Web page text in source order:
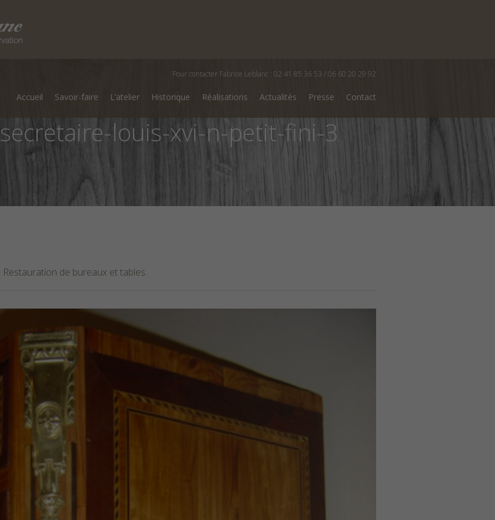
Pour contacter Fabrice Leblanc : 02 41 85 36 53 / 06 60 20 29 92
Accueil Savoir-faire L’atelier Historique Réalisations Actualités Presse Contact
louis-xvi-n-petit-fini-3
Restauration de bureaux et tables.